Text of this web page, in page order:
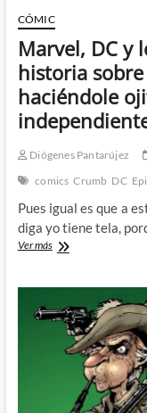
CÓMIC
Marvel, DC y
historia
haciéndole
Diógenes Pantarújez
comics Crumb DC
Pues igual es que a
diga yo tiene tela,
Ver másMarvel,
«alternativo»:
Breve
historia
sobre
grandes